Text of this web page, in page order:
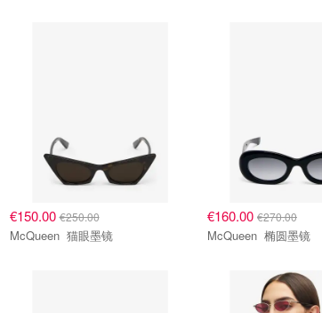
€150.00€250.00
McQueen 猫眼墨镜
€160.00 €270.00
McQueen 椭圆墨镜